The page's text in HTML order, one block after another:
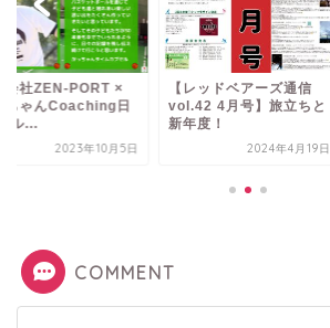
会社ZEN-PORT ×
ちゃんCoaching日
ル...
2023年10月5日
【レッドベアーズ通信
vol.42 4月号】旅立ちと
新年度！
2024年4月19日
COMMENT